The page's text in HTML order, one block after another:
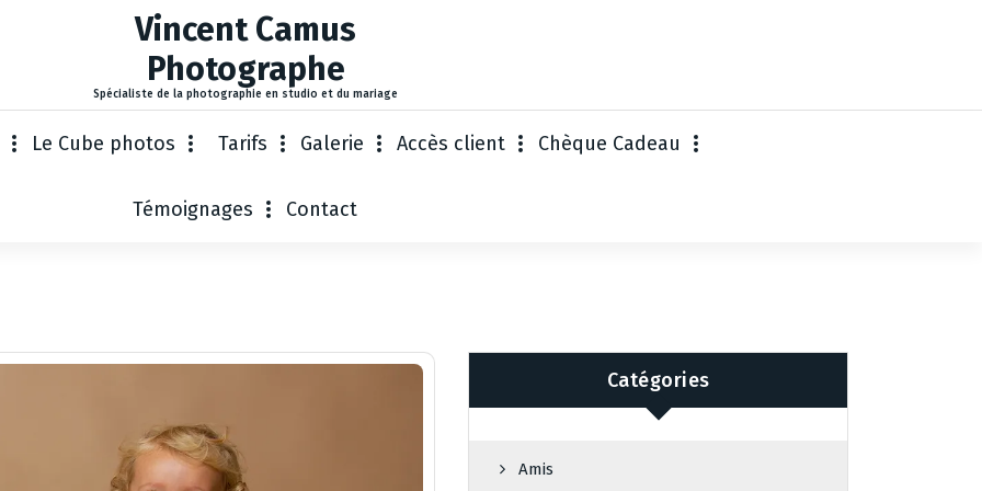
Vincent Camus
Photographe
Spécialiste de la photographie en studio et du mariage
Le Cube photos Tarifs Galerie Accès client Chèque Cadeau
Témoignages Contact
Catégories
Amis